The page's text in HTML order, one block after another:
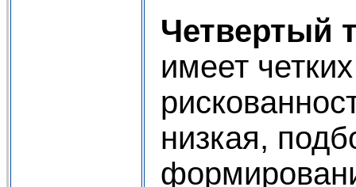
Четвертый
имеет
низкая,